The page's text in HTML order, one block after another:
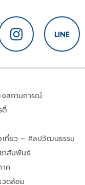
งสถานการณ์
ตี้
เที่ยว – ศิลปวัฒนธรรม
าสัมพันธ์
ค
ดล้อม